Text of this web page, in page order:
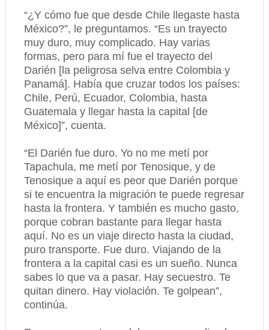
“¿Y cómo fue que desde Chile llegaste hasta
México?”, le preguntamos. “Es un trayecto
muy duro, muy complicado. Hay varias
formas, pero para mí fue el trayecto del
Darién [la peligrosa selva entre Colombia y
Panamá]. Había que cruzar todos los países:
Chile, Perú, Ecuador, Colombia, hasta
Guatemala y llegar hasta la capital [de
México]”, cuenta.
“El Darién fue duro. Yo no me metí por
Tapachula, me metí por Tenosique, y de
Tenosique a aquí es peor que Darién porque
si te encuentra la migración te puede regresar
hasta la frontera. Y también es mucho gasto,
porque cobran bastante para llegar hasta
aquí. No es un viaje directo hasta la ciudad,
puro transporte. Fue duro. Viajando de la
frontera a la capital casi es un sueño. Nunca
sabes lo que va a pasar. Hay secuestro. Te
quitan dinero. Hay violación. Te golpean”,
continúa.